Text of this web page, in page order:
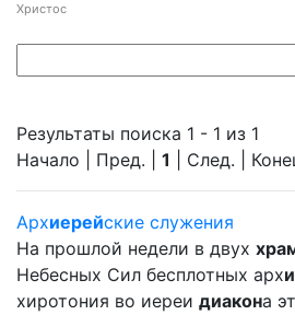
Христос
Результаты поиска 1 - 1 из 1
Начало | Пред. | 1 | След. |
Архиерейские служения
На прошлой недели в двух
Небесных Сил бесплотных арх
хиротония во иереи диакона